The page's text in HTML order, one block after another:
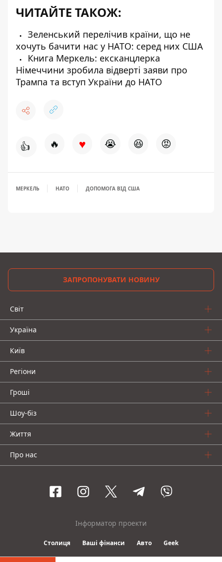
ЧИТАЙТЕ ТАКОЖ:
Зеленський перелічив країни, що не
хочуть бачити нас у НАТО: серед них США
Книга Меркель: ексканцлерка
Німеччини зробила відверті заяви про
Трампа та вступ України до НАТО
👍 🔥 ♥ 😭 😆 😡
МЕРКЕЛЬ НАТО ДОПОМОГА ВІД США
ЗАПРОПОНУВАТИ НОВИНУ
Світ
Україна
Київ
Регіони
Гроші
Шоу-біз
Життя
Про нас
Інформатор проекти
Столиця Ваші фінанси Авто Geek